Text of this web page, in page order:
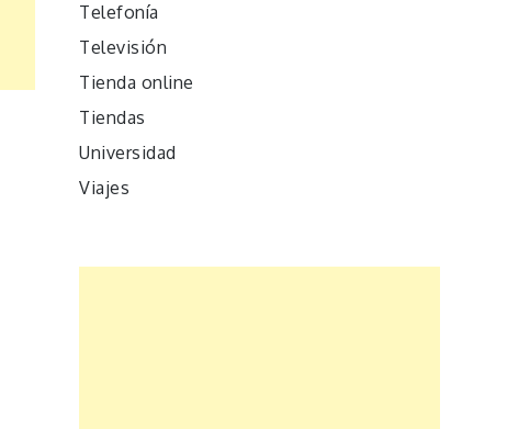
Telefonía
Televisión
Tienda online
Tiendas
Universidad
Viajes